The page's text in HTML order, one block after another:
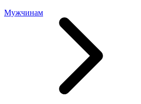
Мужчинам